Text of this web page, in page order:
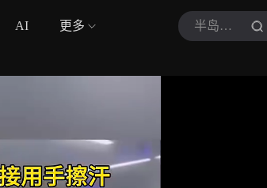
AI 更多 半岛晨报